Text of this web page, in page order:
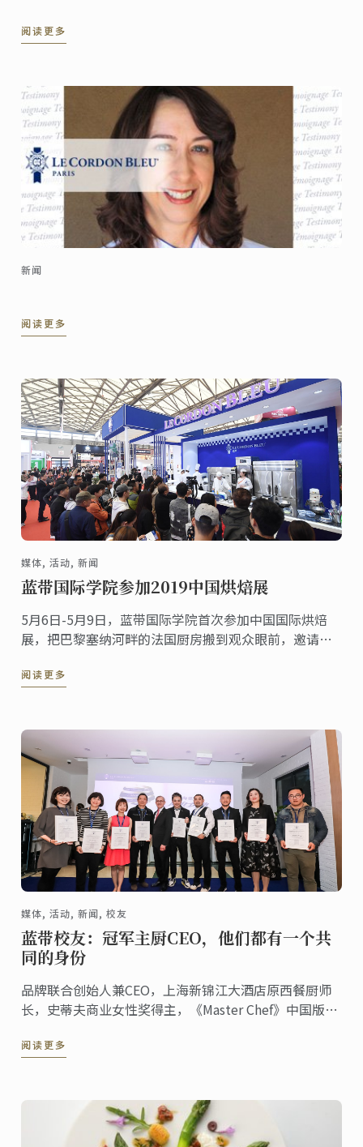
阅读更多
新闻
阅读更多
媒体, 活动, 新闻
蓝带国际学院参加2019中国烘焙展
5月6日-5月9日，蓝带国际学院首次参加中国国际烘焙
展，把巴黎塞纳河畔的法国厨房搬到观众眼前，邀请观
解蓝带专业课程，现场购买精美周边。
阅读更多
媒体, 活动, 新闻, 校友
蓝带校友：冠军主厨CEO，他们都有一个共
同的身份
品牌联合创始人兼CEO，上海新锦江大酒店原西餐厨师
长，史蒂夫商业女性奖得主，《Master Chef》中国版第
身份——蓝带校友。他们曾在蓝带巴黎、上海、澳洲、东
阅读更多